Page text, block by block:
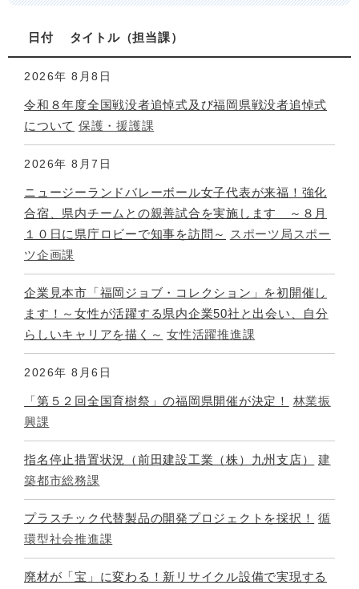
日付 タイトル 担当課
2026年 8月8日
令和８年度全国戦没者追悼式及び福岡県戦没者追悼式
について 保護・援護課
2026年 8月7日
ニュージーランドバレーボール女子代表が来福！強化
合宿、県内チームとの親善試合を実施します ～８月
１０日に県庁ロビーで知事を訪問～
スポーツ局スポー
ツ企画課
企業見本市「福岡ジョブ・コレクション」を初開催し
ます！～女性が活躍する県内企業50社と出会い、自分
らしいキャリアを描く～ 女性活躍推進課
2026年 8月6日
「第５２回全国育樹祭」の福岡県開催が決定！
林業振
興課
指名停止措置状況（前田建設工業（株）九州支店）
建
築都市総務課
プラスチック代替製品の開発プロジェクトを採択！
循
環型社会推進課
廃材が「宝」に変わる！新リサイクル設備で実現する